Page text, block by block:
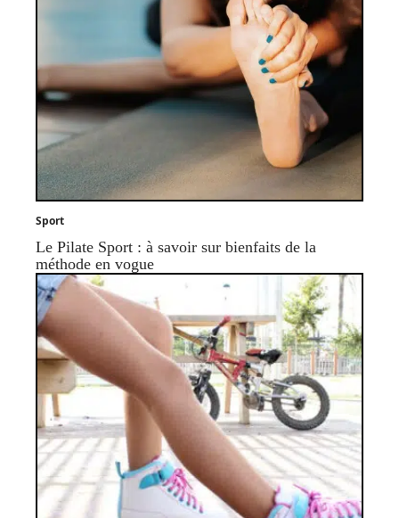
Sport
Le Pilate Sport : à savoir sur bienfaits de la
méthode en vogue